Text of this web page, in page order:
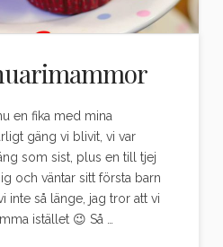
en fika med mina
gäng vi blivit, vi var
som sist, plus en till tjej
och väntar sitt första barn
inte så länge, jag tror att vi
istället 😉 Så …